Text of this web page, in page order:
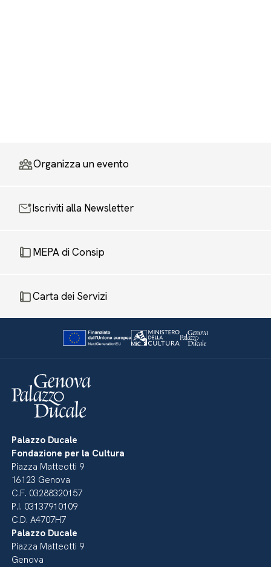
Organizza un evento
Iscriviti alla Newsletter
MEPA di Consip
Carta dei Servizi
Palazzo Ducale
Fondazione per la Cultura
Piazza Matteotti 9
16123 Genova
C.F. 03288320157
P.I. 03137910109
C.D. A4707H7
Palazzo Ducale
Piazza Matteotti 9
Genova